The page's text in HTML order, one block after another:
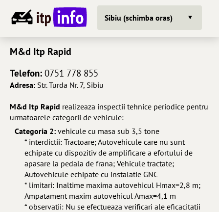
Sibiu (schimba oras)
M&d Itp Rapid
Telefon: 0751 778 855
Adresa: Str. Turda Nr. 7, Sibiu
M&d Itp Rapid realizeaza inspectii tehnice periodice pentru
urmatoarele categorii de vehicule:
Categoria 2: vehicule cu masa sub 3,5 tone
* interdictii: Tractoare; Autovehicule care nu sunt
echipate cu dispozitiv de amplificare a efortului de
apasare la pedala de frana; Vehicule tractate;
Autovehicule echipate cu instalatie GNC
* limitari: Inaltime maxima autovehicul Hmax=2,8 m;
Ampatament maxim autovehicul Amax=4,1 m
* observatii: Nu se efectueaza verificari ale eficacitatii